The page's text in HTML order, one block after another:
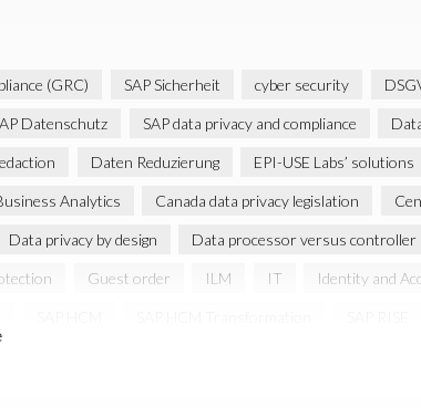
(GRC) SAP Sicherheit cyber security
Datenschutz SAP data privacy and compliance
Daten Reduzierung EPI-USE Labs’ solutions
Analytics Canada data privacy legislation
Data privacy by design Data processor versus controller
Guest order ILM IT Identity and